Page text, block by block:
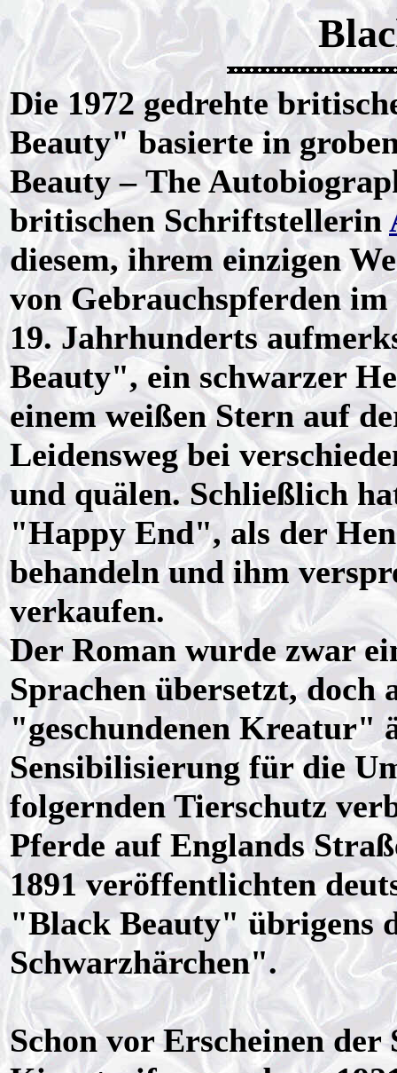
Die 1972 gedrehte
Beauty" basierte in
Beauty – The
britischen Schriftstellerin
diesem, ihrem einzigen
von Gebrauchspferden
19. Jahrhunderts
Beauty", ein schwarzer
einem weißen Stern auf
Leidensweg bei
und quälen. Schließlich
"Happy End", als der
behandeln und ihm
verkaufen.
Der Roman wurde zwar
Sprachen übersetzt, doch
"geschundenen Kreatur"
Sensibilisierung für die
folgernden Tierschutz
Pferde auf Englands
1891 veröffentlichten
"Black Beauty" übrigens
Schwarzhärchen".
Schon vor Erscheinen der